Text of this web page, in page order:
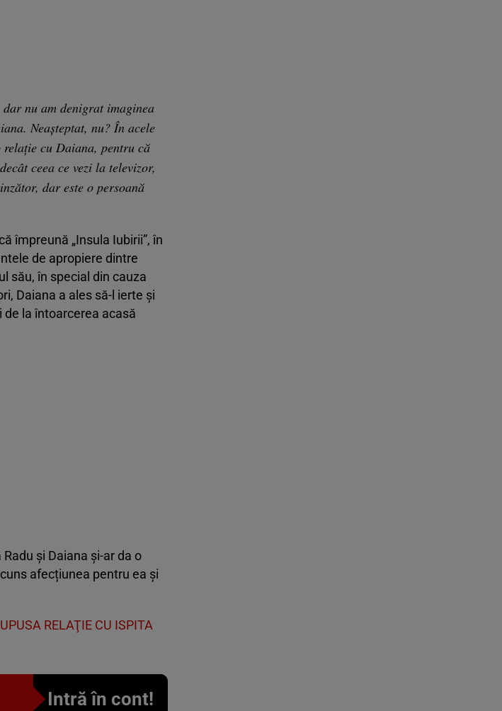
nu am denigrat imaginea
Neașteptat, nu? În acele
relație cu Daiana, pentru că
ceea ce vezi la televizor,
dar este o persoană
împreună „Insula Iubirii”, în
de apropiere dintre
său, în special din cauza
Daiana a ales să-l ierte și
de la întoarcerea acasă
și Daiana și-ar da o
afecțiunea pentru ea și
RELAŢIE CU ISPITA
Intră în cont!